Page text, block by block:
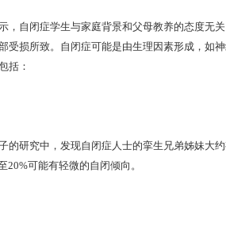
自闭症学生与家庭背景和父母教养的态度无关
受损所致。自闭症可能是由生理因素形成，如
括：
研究中，发现自闭症人士的挛生兄弟姊妹大约
20%可能有轻微的自闭倾向。